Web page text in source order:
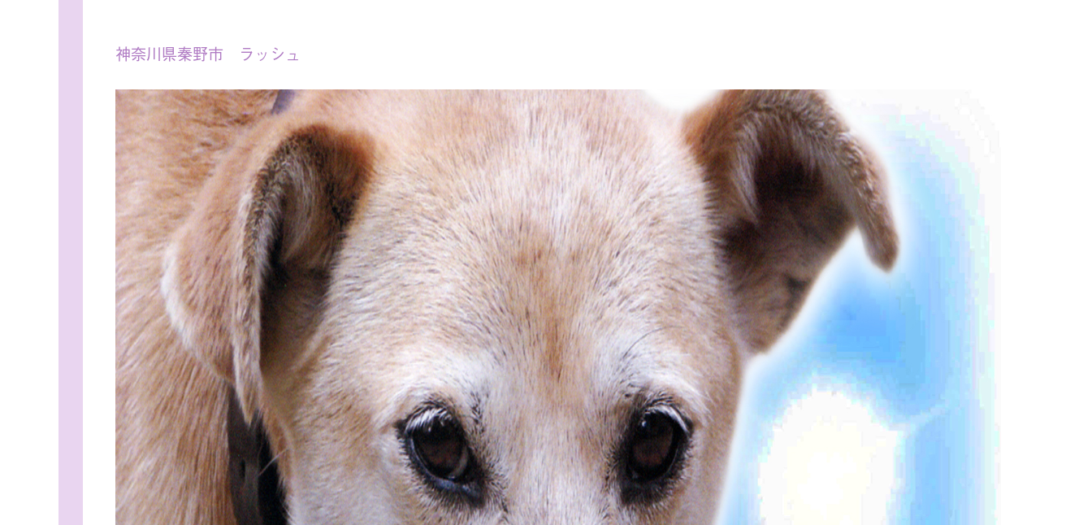
神奈川県秦野市 ラッシュ